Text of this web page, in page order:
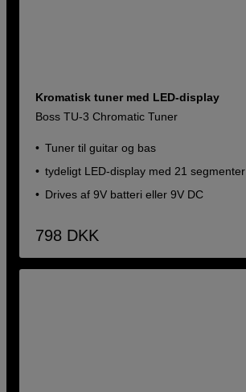
Kromatisk tuner med LED-display
Boss TU-3 Chromatic Tuner
Tuner til guitar og bas
tydeligt LED-display med 21 segmenter
Drives af 9V batteri eller 9V DC
798 DKK